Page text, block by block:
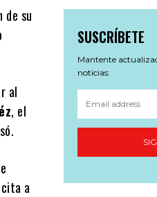
de su
al
, el
a
SUSCRÍBETE
Mantente
noticias: